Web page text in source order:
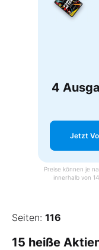
4
Jetzt
Preise können je
innerhalb von
Seiten: 116
15 heiße